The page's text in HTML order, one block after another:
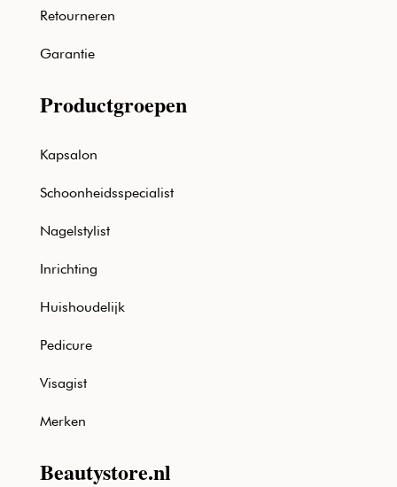
Retourneren
Garantie
Productgroepen
Kapsalon
Schoonheidsspecialist
Nagelstylist
Inrichting
Huishoudelijk
Pedicure
Visagist
Merken
Beautystore.nl